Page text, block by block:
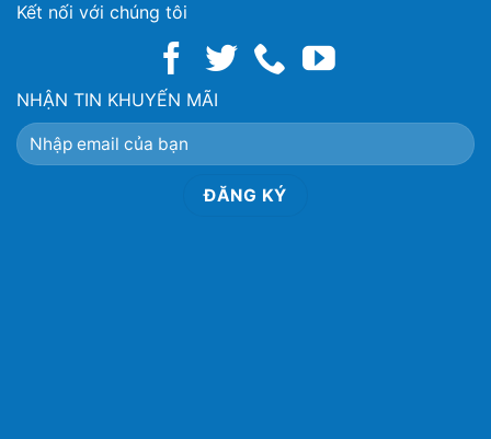
Kết nối với chúng tôi
NHẬN TIN KHUYẾN MÃI